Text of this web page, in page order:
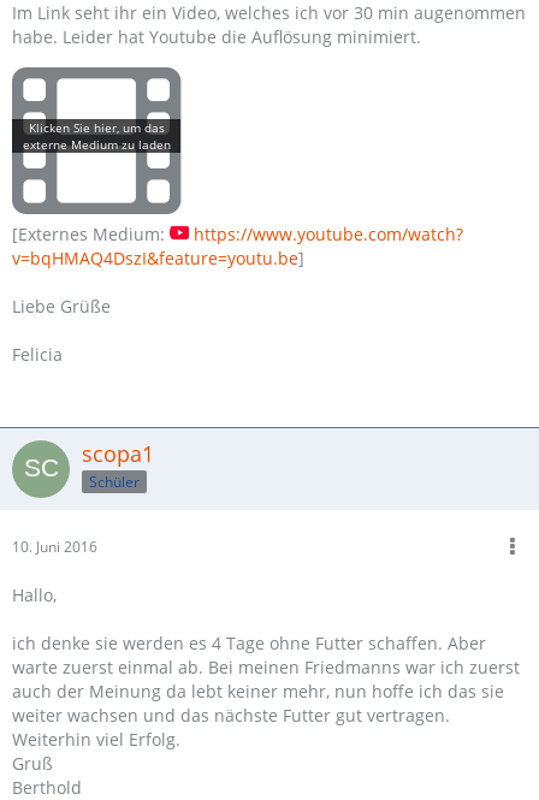
Im Link seht ihr ein Video, welches ich vor 30 min augenommen
habe. Leider hat Youtube die Auflösung minimiert.
[Externes Medium:
https://www.youtube.com/watch?
v=bqHMAQ4DszI&feature=youtu.be]
Liebe Grüße
Felicia
scopa1
Schüler
10. Juni 2016
Hallo,
ich denke sie werden es 4 Tage ohne Futter schaffen. Aber
warte zuerst einmal ab. Bei meinen Friedmanns war ich zuerst
auch der Meinung da lebt keiner mehr, nun hoffe ich das sie
weiter wachsen und das nächste Futter gut vertragen.
Weiterhin viel Erfolg.
Gruß
Berthold